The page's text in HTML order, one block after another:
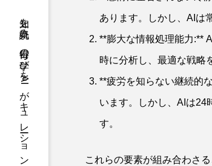
知を一気読み。毎日の学びをAIがキュレーション あります。しかし、AIは
**膨大な情報処理能力:**
時に分析し、最適な戦略
**疲労を知らない継続的
います。しかし、AIは24
す。
これらの要素が組み合わさ